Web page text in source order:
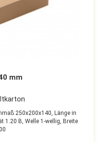
mm
250x200x140, Länge in
1.20 B, Welle 1-wellig, Breite